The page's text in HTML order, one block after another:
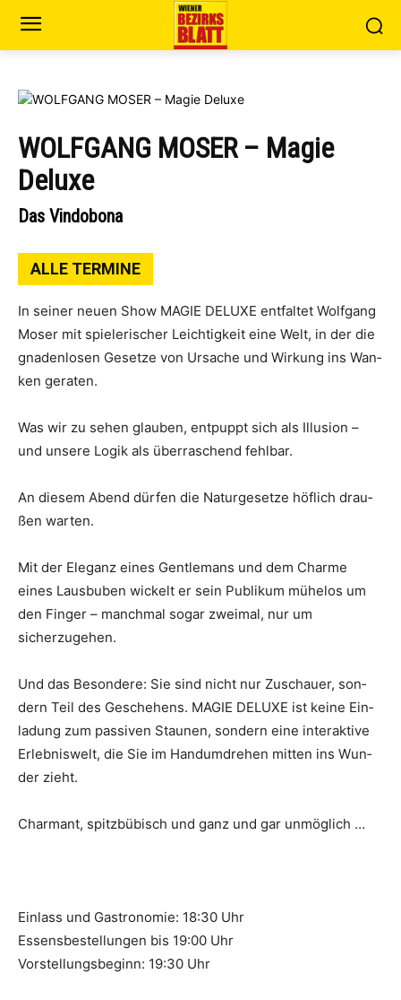
WOLFGANG MOSER – Magie
Deluxe
Das Vindobona
ALLE TERMINE
In sei­ner neu­en Show MAGIE DELU­XE ent­fal­tet Wolf­gang
Moser mit spie­le­ri­scher Leich­tig­keit eine Welt, in der die
gna­den­lo­sen Geset­ze von Ursa­che und Wir­kung ins Wan­
ken geraten.
Was wir zu sehen glau­ben, ent­puppt sich als Illu­si­on –
und unse­re Logik als über­ra­schend fehlbar.
An die­sem Abend dür­fen die Natur­ge­set­ze höf­lich drau­
ßen warten.
Mit der Ele­ganz eines Gen­tle­m­ans und dem Charme
eines Laus­bu­ben wickelt er sein Publi­kum mühe­los um
den Fin­ger – manch­mal sogar zwei­mal, nur um
sicherzugehen.
Und das Beson­de­re: Sie sind nicht nur Zuschau­er, son­
dern Teil des Gesche­hens. MAGIE DELU­XE ist kei­ne Ein­
la­dung zum pas­si­ven Stau­nen, son­dern eine inter­ak­ti­ve
Erleb­nis­welt, die Sie im Hand­um­dre­hen mit­ten ins Wun­
der zieht.
Char­mant, spitz­bü­bisch und ganz und gar unmöglich …
Einlass und Gastronomie: 18:30 Uhr
Essensbestellungen bis 19:00 Uhr
Vorstellungsbeginn: 19:30 Uhr